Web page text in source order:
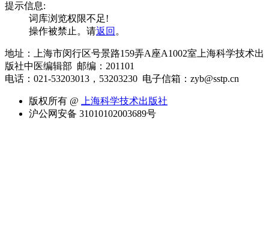
提示信息:
词库浏览权限不足!
操作被禁止。请返回 。
地址：上海市闵行区号景路159弄A座A1002室上海科学技术出
版社中医编辑部 邮编：201101
电话：021-53203013，53203230 电子信箱：zyb@sstp.cn
版权所有 @
上海科学技术出版社
沪公网安备 31010102003689号